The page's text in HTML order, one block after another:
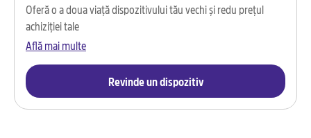
Oferă o a doua viață dispozitivului tău vechi și redu prețul
achiziției tale
Află mai multe
Revinde un dispozitiv